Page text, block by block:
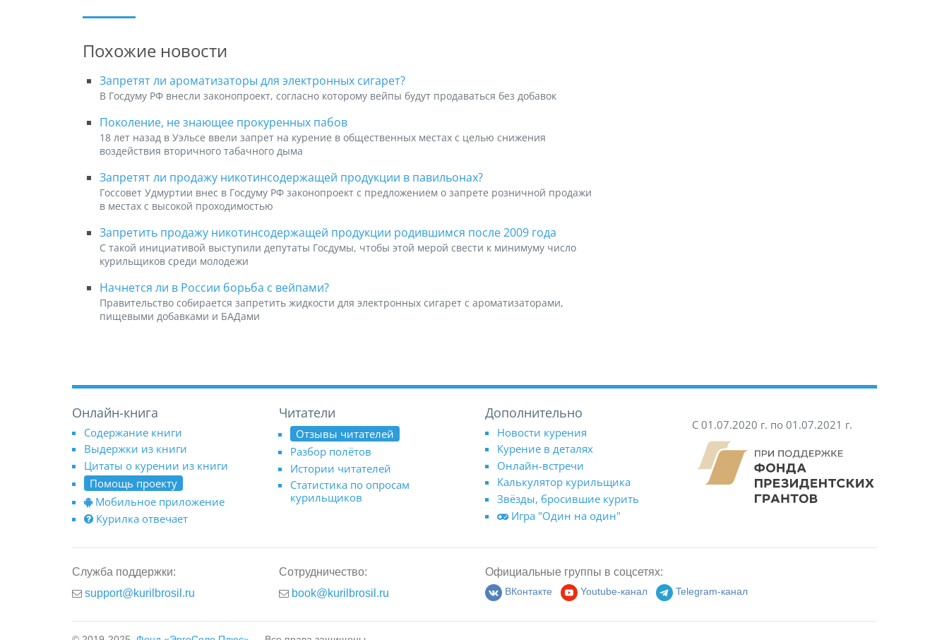
Похожие новости
Запретят ли ароматизаторы для электронных сигарет?
В Госдуму РФ внесли законопроект, согласно которому вейпы будут продаваться без добавок
Поколение, не знающее прокуренных пабов
18 лет назад в Уэльсе ввели запрет на курение в общественных местах с целью снижения
воздействия вторичного табачного дыма
Запретят ли продажу никотинсодержащей продукции в павильонах?
Госсовет Удмуртии внес в Госдуму РФ законопроект с предложением о запрете розничной продажи
в местах с высокой проходимостью
Запретить продажу никотинсодержащей продукции родившимся после 2009 года
С такой инициативой выступили депутаты Госдумы, чтобы этой мерой свести к минимуму число
курильщиков среди молодежи
Начнется ли в России борьба с вейпами?
Правительство собирается запретить жидкости для электронных сигарет с ароматизаторами,
пищевыми добавками и БАДами
Онлайн-книга
Содержание книги
Выдержки из книги
Цитаты о курении из книги
Помощь проекту
Мобильное приложение
Курилка отвечает
Читатели
Отзывы читателей
Разбор полётов
Истории читателей
Статистика по опросам
курильщиков
Дополнительно
Новости курения
Курение в деталях
Онлайн-встречи
Калькулятор курильщика
Звёзды, бросившие курить
Игра "Один на один"
С 01.07.2020 г. по 01.07.2021 г.
Служба поддержки:
support@kurilbrosil.ru
Сотрудничество:
book@kurilbrosil.ru
Официальные группы в соцсетях:
ВКонтакте Youtube-канал Telegram-канал